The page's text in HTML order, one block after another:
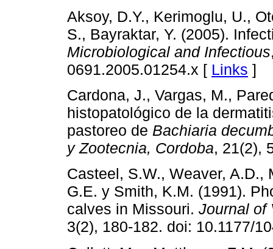
Aksoy, D.Y., Kerimoglu, U.,
S., Bayraktar, Y. (2005).
Microbiological and Infectious
0691.2005.01254.x [ Links ]
Cardona, J., Vargas, M.,
histopatológico de la
pastoreo de Bachiaria
y Zootecnia, Cordoba, 21(2),
Casteel, S.W., Weaver,
G.E. y Smith, K.M. (1991).
calves in Missouri. Journal of
3(2), 180-182. doi: 10.1177/